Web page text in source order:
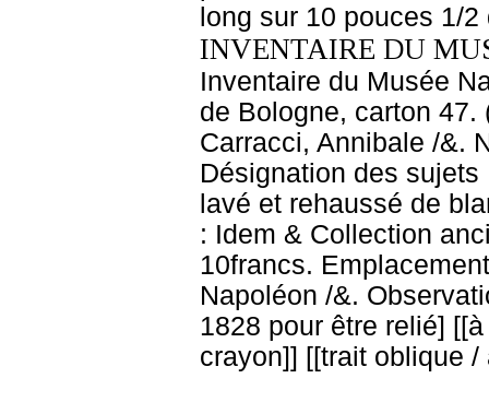
long sur 10 pouces 1/
INVENTAIRE DU
Inventaire du Musée
de Bologne, carton 47.
Carracci, Annibale /&.
Désignation des
lavé et rehaussé de
: Idem & Collection
10francs.
Napoléon /&.
1828 pour être relié]
crayon]] [[trait oblique